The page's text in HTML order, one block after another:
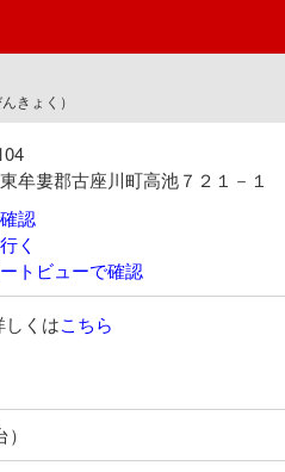
きょく）
牟婁郡古座川町高池７２１－１
認
く
トビューで確認
くはこちら